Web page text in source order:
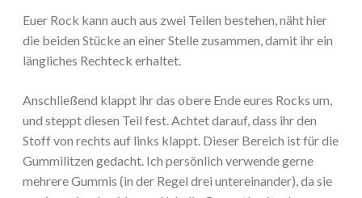
Euer Rock kann auch aus zwei Teilen bestehen, näht hier
die beiden Stücke an einer Stelle zusammen, damit ihr ein
längliches Rechteck erhaltet.
Anschließend klappt ihr das obere Ende eures Rocks um,
und steppt diesen Teil fest. Achtet darauf, dass ihr den
Stoff von rechts auf links klappt. Dieser Bereich ist für die
Gummilitzen gedacht. Ich persönlich verwende gerne
mehrere Gummis (in der Regel drei untereinander), da sie